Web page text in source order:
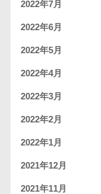
2022年7月
2022年6月
2022年5月
2022年4月
2022年3月
2022年2月
2022年1月
2021年12月
2021年11月